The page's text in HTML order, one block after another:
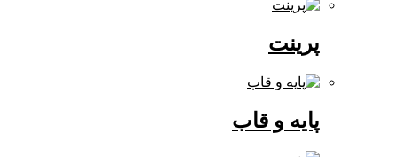
پایه و قاب